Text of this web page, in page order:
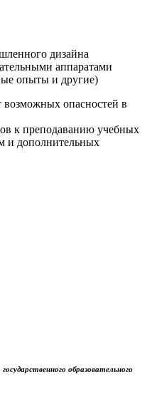
дизайна
аппаратами
опыты и другие)
возможных опасностей в
к преподаванию учебных
и дополнительных
образовательного